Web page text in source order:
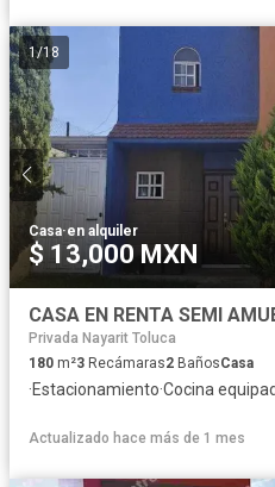
1/18
Casa·en alquiler
$ 13,000 MXN
Privada Nayarit Toluca
180 m²3 Recámaras2 BañosCasa
·Estacionamiento·Cocina
Actualizado hace más de 1 mes